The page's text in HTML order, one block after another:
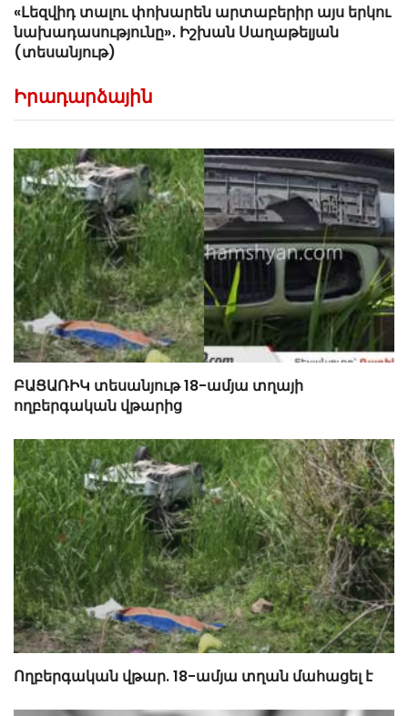
«Լեզվիդ տալու փոխարեն արտաբերիր այս երկու
նախադասությունը»․ Իշխան Սաղաթելյան
(տեսանյութ)
Իրադարձային
ԲԱՑԱՌԻԿ տեսանյութ 18-ամյա տղայի
ողբերգական վթարից
Ողբերգական վթար. 18-ամյա տղան մահացել է